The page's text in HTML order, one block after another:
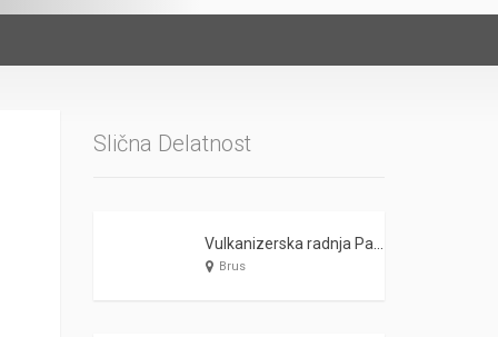
Slična Delatnost
Brus